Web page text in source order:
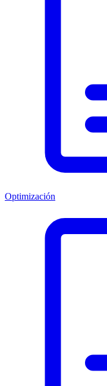
Optimización